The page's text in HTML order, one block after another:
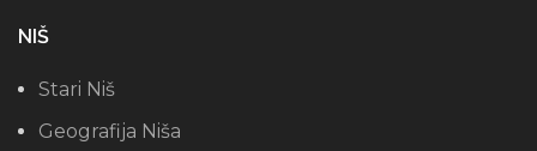
NIŠ
Stari Niš
Geografija Niša